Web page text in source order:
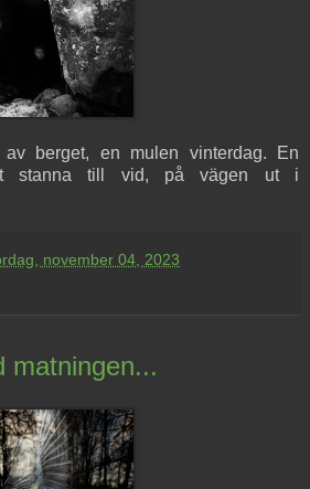
berget, en mulen vinterdag. En
stanna till vid, på vägen ut i
november 04, 2023
matningen...